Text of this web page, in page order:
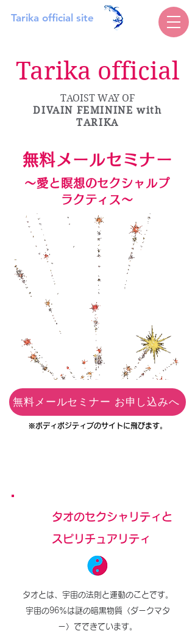
Tarika official site
Tarika official
TAOIST WAY OF
DIVAIN FEMININEwith
TARIKA
無料メールセミナー
〜愛と瞑想のセクシャルプ
ラクティス〜
無料メールセミナー お申し込みへ
※ボディポジティブのサイトに飛びます。
タオのセクシャリティと
スピリチュアリティ
タオとは、宇宙の法則と運動のことです。
​宇宙の96％は謎の暗黒物質〈ダークマタ
ー〉でできています。